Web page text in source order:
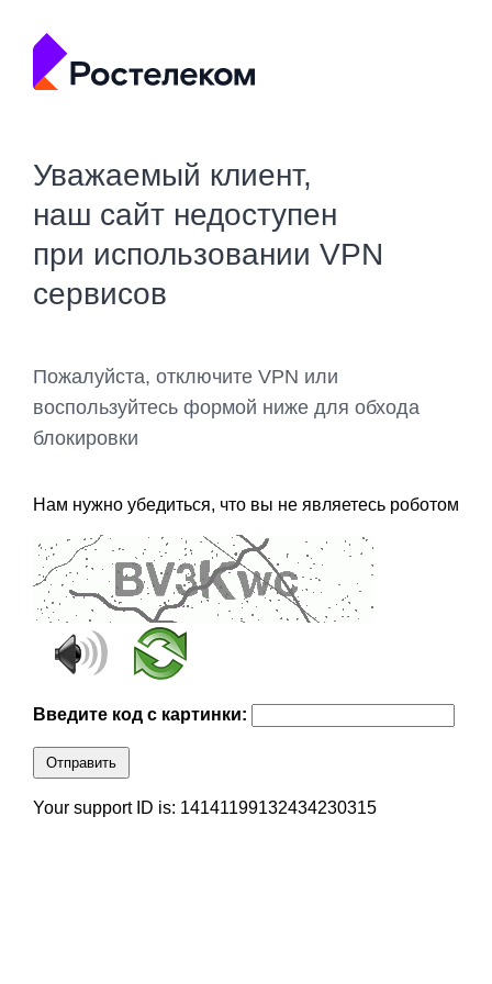
Уважаемый клиент,
наш сайт недоступен
при использовании VPN
сервисов
Пожалуйста, отключите VPN или
воспользуйтесь формой ниже для обхода
блокировки
Нам нужно убедиться, что вы не являетесь роботом
Введите код с картинки:
Отправить
Your support ID is: 14141199132434230315